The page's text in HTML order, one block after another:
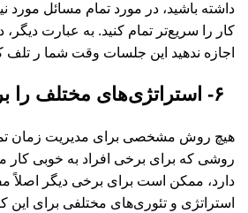
داشته باشید، در مورد تمام مسائل مورد
کار را سریع‌تر تمام کنید. به عبارت
اجازه ندهید این جلسات وقت شما ر تلف
هیچ روش مشخصی برای مدیریت زمان
روشی که برای برخی افراد به خوبی کار
دارد، ممکن است برای برخی دیگر اصلاً
استراتژی و تئوری‌های مختلفی برای این